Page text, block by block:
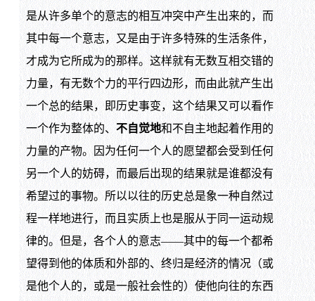
是从许多单个的意志的相互冲突中产生出来的，而
其中每一个意志，又是由于许多特殊的生活条件，
才成为它所成为的那样。这样就有无数互相交错的
力量，有无数个力的平行四边形，而由此就产生出
一个总的结果，即历史事变，这个结果又可以看作
一个作为整体的、 不自觉地和不自主地起着作用的
力量的产物。因为任何一个人的愿望都会受到任何
另一个人的妨碍，而最后出现的结果就是谁都没有
希望过的事物。所以以往的历史总是象一种自然过
程一样地进行，而且实质上也是服从于同一运动规
律的。但是，各个人的意志——其中的每一个都希
望得到他的体质和外部的、终归是经济的情况（或
是他个人的，或是一般社会性的）使他向往的东西